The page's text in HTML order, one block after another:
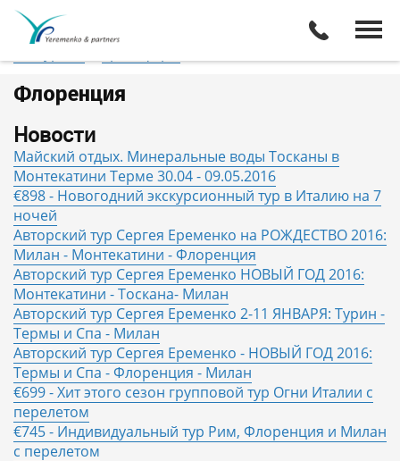
Италия
Все туры
Флоренция
Новости
Майский отдых. Минеральные воды Тосканы в
Монтекатини Терме 30.04 - 09.05.2016
€898 - Новогодний экскурсионный тур в Италию на 7
ночей
Авторский тур Сергея Еременко на РОЖДЕСТВО 2016:
Милан - Монтекатини - Флоренция
Авторский тур Сергея Еременко НОВЫЙ ГОД 2016:
Монтекатини - Тоскана- Милан
Авторский тур Сергея Еременко 2-11 ЯНВАРЯ: Турин -
Термы и Спа - Милан
Авторский тур Сергея Еременко - НОВЫЙ ГОД 2016:
Термы и Спа - Флоренция - Милан
€699 - Хит этого сезон групповой тур Огни Италии с
перелетом
€745 - Индивидуальный тур Рим, Флоренция и Милан
с перелетом